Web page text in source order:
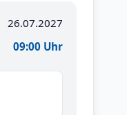
26.07.2027
09:00 Uhr